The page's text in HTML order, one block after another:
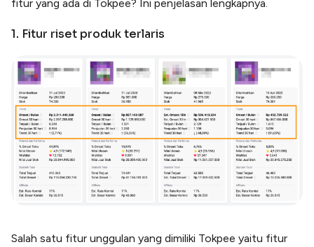
fitur yang ada di Tokpee? Ini penjelasan lengkapnya.
1. Fitur riset produk terlaris
Salah satu fitur unggulan yang dimiliki Tokpee yaitu fitur